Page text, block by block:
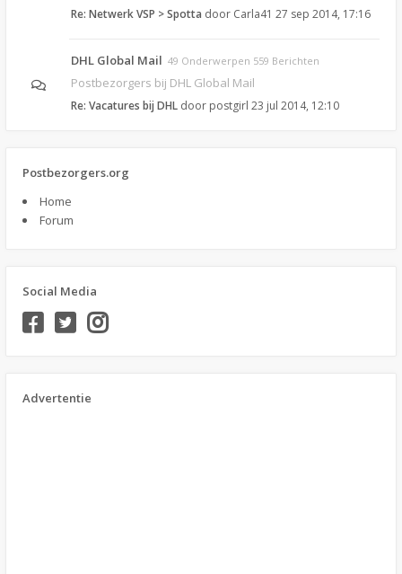
Re: Netwerk VSP > Spotta door Carla41 27 sep 2014, 17:16
DHL Global Mail 49 Onderwerpen 559 Berichten
Postbezorgers bij DHL Global Mail
Re: Vacatures bij DHL door postgirl 23 jul 2014, 12:10
Postbezorgers.org
Home
Forum
Social Media
Advertentie